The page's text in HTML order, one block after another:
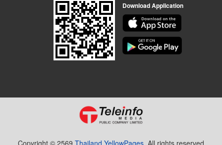
Download Application
Copyright © 2569 Thailand YellowPages. All rights reserved